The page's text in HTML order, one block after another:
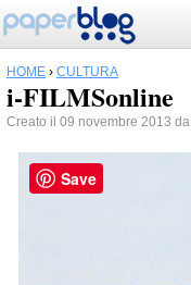
HOME › CULTURA
i-FILMSonline
Creato il 09 novembre 2013 da
Save